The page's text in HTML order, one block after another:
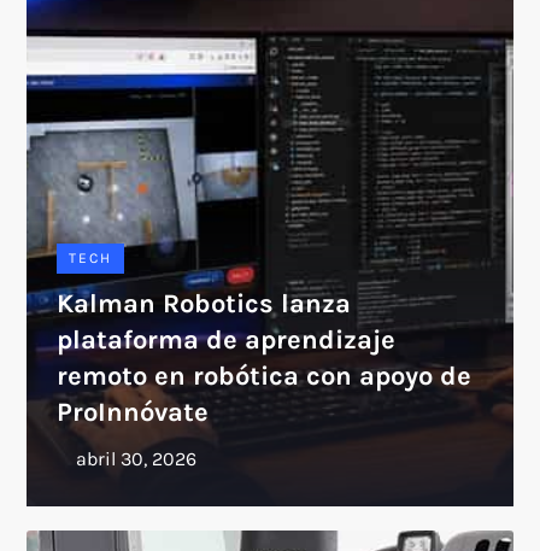
TECH
Kalman Robotics lanza
plataforma de aprendizaje
remoto en robótica con apoyo de
ProInnóvate